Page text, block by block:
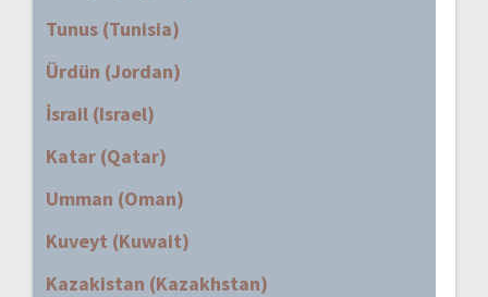
Tunus (Tunisia)
Ürdün (Jordan)
İsrail (Israel)
Katar (Qatar)
Umman (Oman)
Kuveyt (Kuwait)
Kazakistan (Kazakhstan)